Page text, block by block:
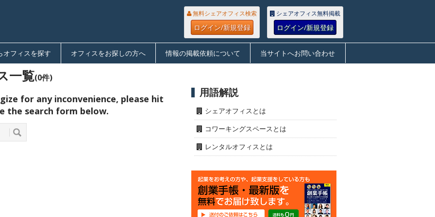
無料シェアオフィス検索
ログイン/新規登録
シェアオフィス無料掲載
ログイン/新規登録
オフィスを探す オフィスをお探しの方へ 情報の掲載依頼について 当サイトへお問い合わせ
一覧(0件)
for any inconvenience, please hit
the search form below.
用語解説
シェアオフィスとは
コワーキングスペースとは
レンタルオフィスとは